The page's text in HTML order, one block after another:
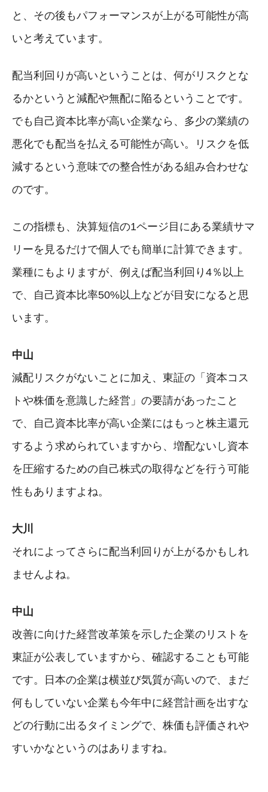
と、その後もパフォーマンスが上がる可能性が高
いと考えています。
配当利回りが高いということは、何がリスクとな
るかというと減配や無配に陥るということです。
でも自己資本比率が高い企業なら、多少の業績の
悪化でも配当を払える可能性が高い。リスクを低
減するという意味での整合性がある組み合わせな
のです。
この指標も、決算短信の1ページ目にある業績サマ
リーを見るだけで個人でも簡単に計算できます。
業種にもよりますが、例えば配当利回り4％以上
で、自己資本比率50%以上などが目安になると思
います。
中山
減配リスクがないことに加え、東証の「資本コス
トや株価を意識した経営」の要請があったこと
で、自己資本比率が高い企業にはもっと株主還元
するよう求められていますから、増配ないし資本
を圧縮するための自己株式の取得などを行う可能
性もありますよね。
大川
それによってさらに配当利回りが上がるかもしれ
ませんよね。
中山
改善に向けた経営改革策を示した企業のリストを
東証が公表していますから、確認することも可能
です。日本の企業は横並び気質が高いので、まだ
何もしていない企業も今年中に経営計画を出すな
どの行動に出るタイミングで、株価も評価されや
すいかなというのはありますね。